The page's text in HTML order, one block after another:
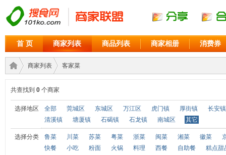
首 页 商家列表 商品列表 商家相册 消费券
商家›
商家列表
›
客家菜
共查找到 0 个商家
选择地区 全部 莞城区 东城区 万江区 虎门镇 厚街镇
长安镇
清溪镇
塘厦镇 石碣镇 石龙镇 南城区 其它
选择分类 鲁菜 川菜 苏菜 粤菜 浙菜 闽菜 湘菜 徽菜
快餐
小吃 粉面 火锅 料理 西餐 自助餐 糕点甜